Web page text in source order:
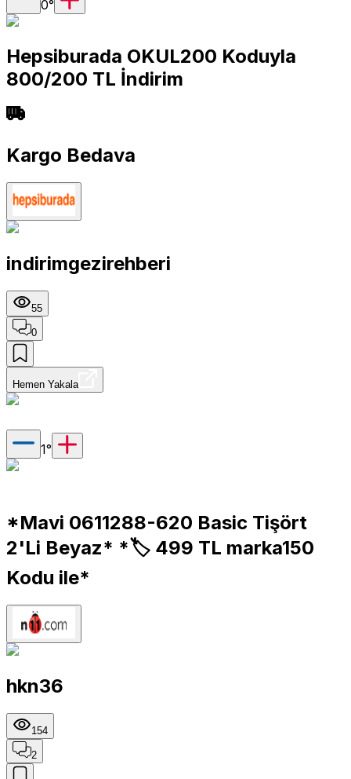
0°
Hepsiburada OKUL200 Koduyla
800/200 TL İndirim
Kargo Bedava
indirimgezirehberi
55
0
Hemen Yakala
1°
*Mavi 0611288-620 Basic Tişört
2'Li Beyaz* *🏷 499 TL marka150
Kodu ile*
hkn36
154
2